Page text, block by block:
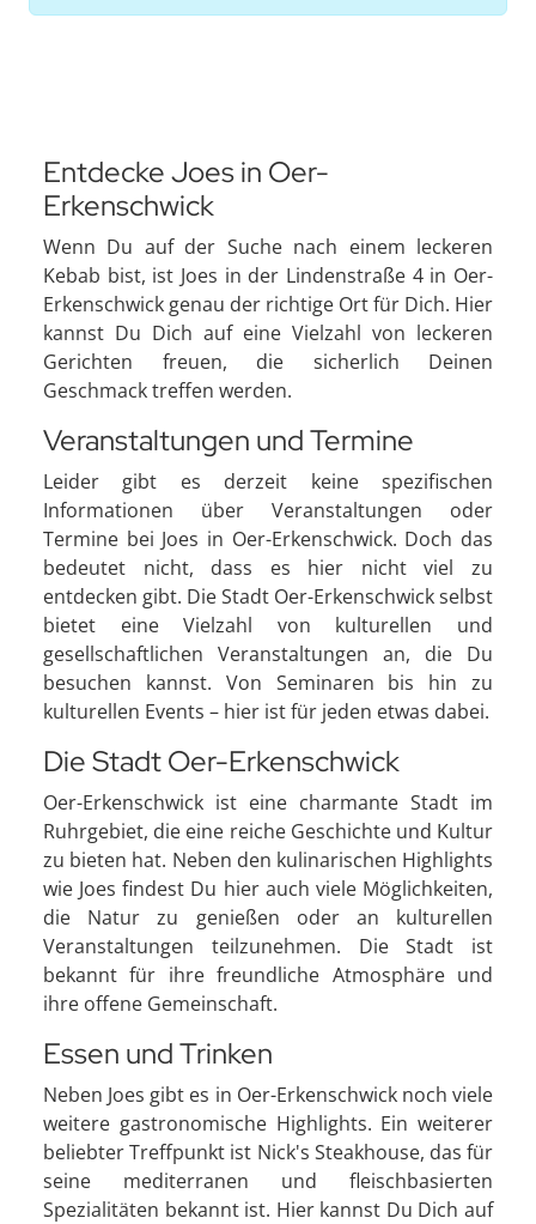
Entdecke Joes in Oer-
Erkenschwick
Wenn Du auf der Suche nach einem leckeren
Kebab bist, ist Joes in der Lindenstraße 4 in Oer-
Erkenschwick genau der richtige Ort für Dich. Hier
kannst Du Dich auf eine Vielzahl von leckeren
Gerichten freuen, die sicherlich Deinen
Geschmack treffen werden.
Veranstaltungen und Termine
Leider gibt es derzeit keine spezifischen
Informationen über Veranstaltungen oder
Termine bei Joes in Oer-Erkenschwick. Doch das
bedeutet nicht, dass es hier nicht viel zu
entdecken gibt. Die Stadt Oer-Erkenschwick selbst
bietet eine Vielzahl von kulturellen und
gesellschaftlichen Veranstaltungen an, die Du
besuchen kannst. Von Seminaren bis hin zu
kulturellen Events – hier ist für jeden etwas dabei.
Die Stadt Oer-Erkenschwick
Oer-Erkenschwick ist eine charmante Stadt im
Ruhrgebiet, die eine reiche Geschichte und Kultur
zu bieten hat. Neben den kulinarischen Highlights
wie Joes findest Du hier auch viele Möglichkeiten,
die Natur zu genießen oder an kulturellen
Veranstaltungen teilzunehmen. Die Stadt ist
bekannt für ihre freundliche Atmosphäre und
ihre offene Gemeinschaft.
Essen und Trinken
Neben Joes gibt es in Oer-Erkenschwick noch viele
weitere gastronomische Highlights. Ein weiterer
beliebter Treffpunkt ist Nick's Steakhouse, das für
seine mediterranen und fleischbasierten
Spezialitäten bekannt ist. Hier kannst Du Dich auf